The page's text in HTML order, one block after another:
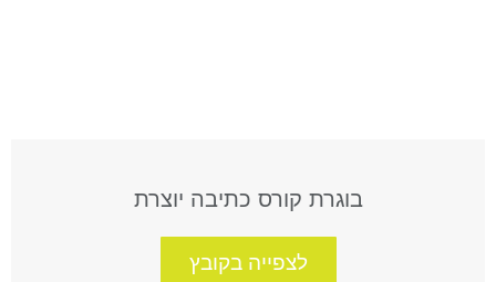
בוגרת קורס כתיבה יוצרת
לצפייה בקובץ